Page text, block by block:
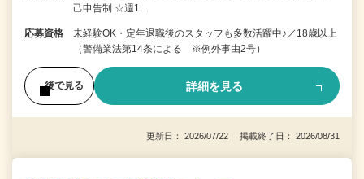
己申告制 ☆週1…
応募資格
未経験OK・定年退職後のスタッフも多数活躍中♪／18歳以上
（警備業法第14条による ※例外事由2号）
後で見る 詳細を見る
更新日： 2026/07/22 掲載終了日： 2026/08/31